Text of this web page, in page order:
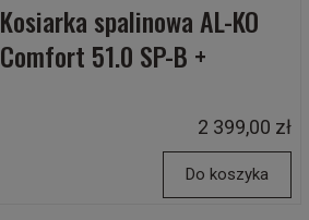
Kosiarka spalinowa AL-KO
Comfort 51.0 SP-B +
2 399,00 zł
Do koszyka